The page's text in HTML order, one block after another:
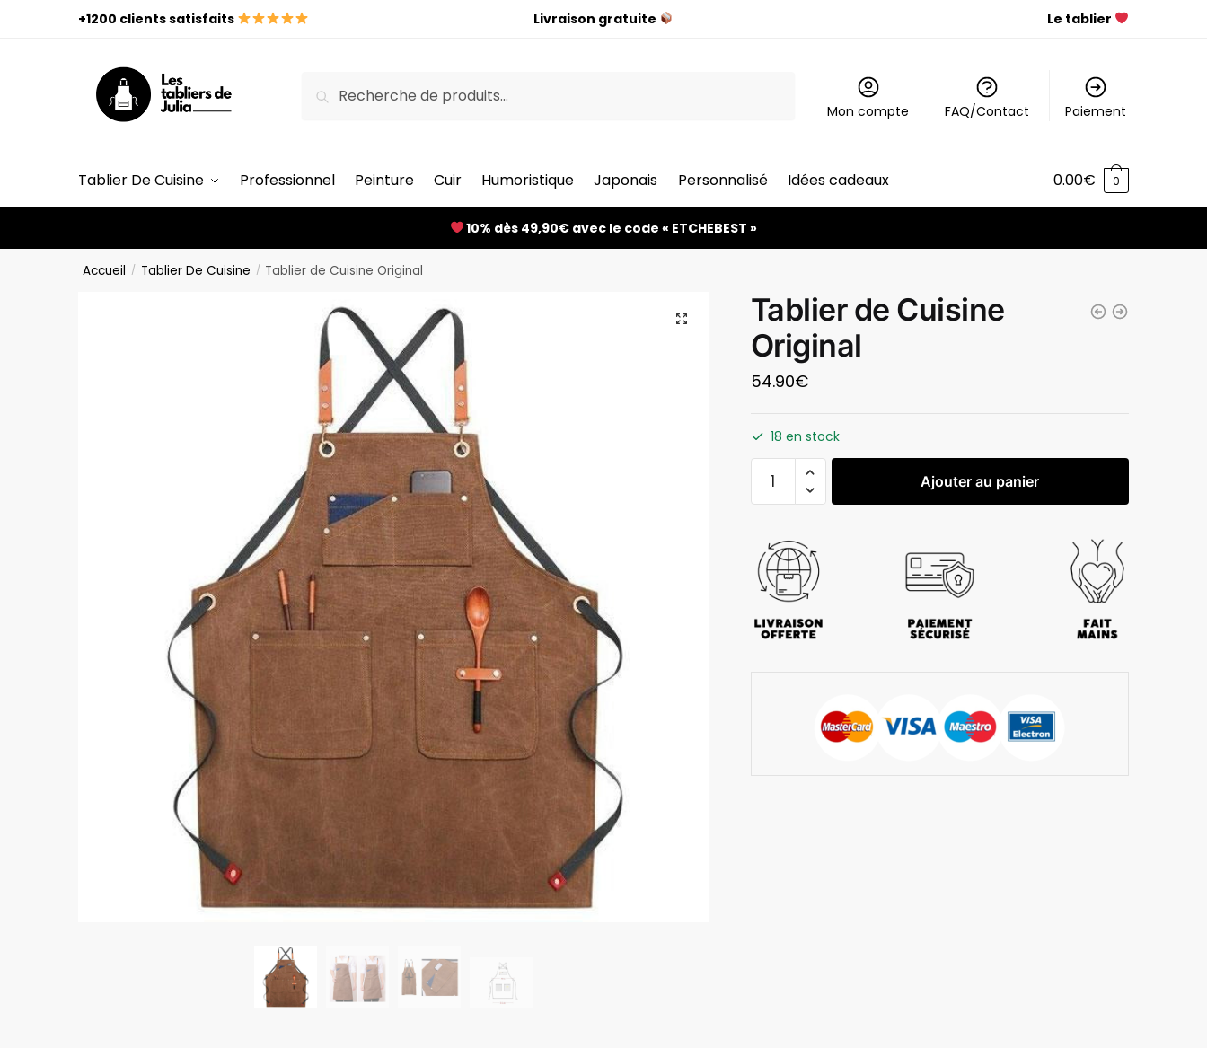
+1200 clients satisfaits Livraison gratuite Le tablier
Mon compte FAQ/Contact Paiement
Tablier De Cuisine Professionnel Peinture Cuir Humoristique Japonais Personnalisé Idées cadeaux 0.00€ 0
10% dès 49,90€ avec le code « ETCHEBEST »
Accueil / Tablier De Cuisine / Tablier de Cuisine Original
Tablier de Cuisine
Original
54.90€
18 en stock
Ajouter au panier